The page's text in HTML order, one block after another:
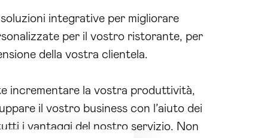
integrative per migliorare
per il vostro ristorante, per
della vostra clientela.
incrementare la vostra produttività,
il vostro business con l’aiuto dei
i vantaggi del nostro servizio. Non